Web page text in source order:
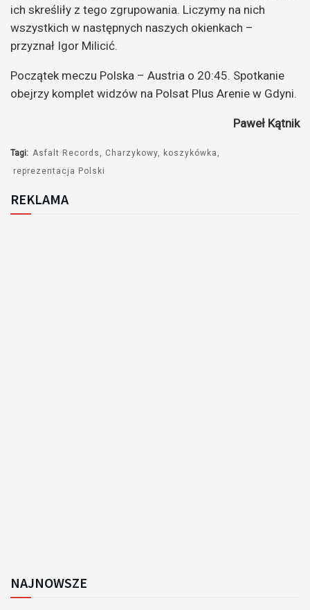
ich skreśliły z tego zgrupowania. Liczymy na nich
wszystkich w następnych naszych okienkach –
przyznał Igor Milicić.
Początek meczu Polska – Austria o 20:45. Spotkanie
obejrzy komplet widzów na Polsat Plus Arenie w Gdyni.
Paweł Kątnik
Tagi: Asfalt Records Charzykowy
koszykówka
reprezentacja Polski
REKLAMA
NAJNOWSZE